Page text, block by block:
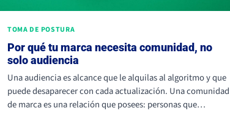
TOMA DE POSTURA
Por qué tu marca necesita comunidad, no
solo audiencia
Una audiencia es alcance que le alquilas al algoritmo y que
puede desaparecer con cada actualización. Una comunidad
de marca es una relación que posees: personas que